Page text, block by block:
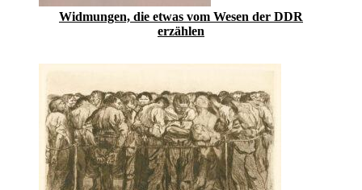
Widmungen, die etwas vom Wesen der DDR
erzählen